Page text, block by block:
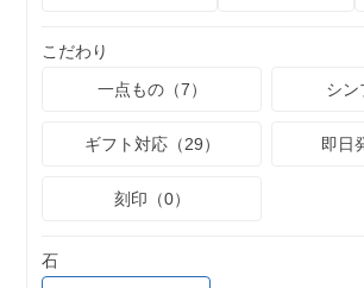
こだわり
一点もの（7）
シン
ギフト対応（29） 即日
刻印（0）
石